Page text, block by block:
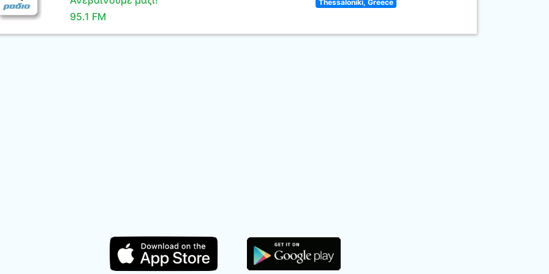
95.1 FM
Thessaloniki, Greece